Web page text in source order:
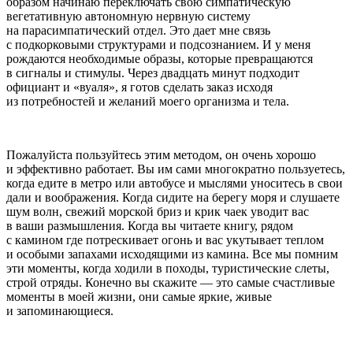
вегетативную автономную нервную систему
на парасимпатический отдел. Это дает мне связь
с подкорковыми структурами и подсознанием. И у меня
рождаются необходимые образы, которые превращаются
в сигналы и стимулы. Через двадцать минут подходит
официант и «вуаля», я готов сделать заказ исходя
из потребностей и желаний моего организма и тела.
Пожалуйста пользуйтесь этим методом, он очень хорошо
и эффективно работает. Вы им сами многократно пользуетесь,
когда едите в метро или автобусе и мыслями уноситесь в свои
дали и воображения. Когда сидите на берегу моря и слушаете
шум волн, свежий морской бриз и крик чаек уводит вас
в ваши размышления. Когда вы читаете книгу, рядом
с камином где потрескивает огонь и вас укутывает теплом
и особыми запахами исходящими из камина. Все мы помним
эти моменты, когда ходили в походы, туристические слеты,
строй отряды. Конечно вы скажите — это самые счастливые
моменты в моей жизни, они самые яркие, живые
и запоминающиеся.